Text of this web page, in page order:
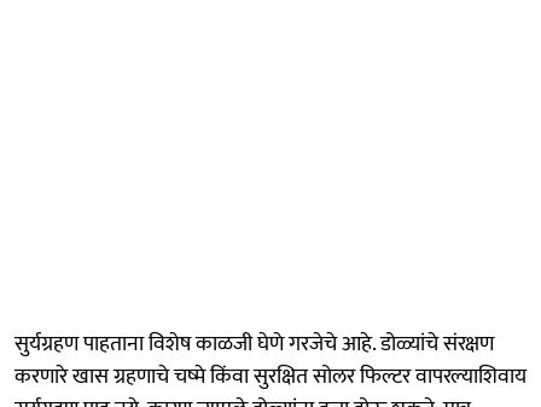
सुर्यग्रहण पाहताना विशेष काळजी घेणे गरजेचे आहे. डोळ्यांचे संरक्षण
करणारे खास ग्रहणाचे चष्मे किंवा सुरक्षित सोलर फिल्टर वापरल्याशिवाय